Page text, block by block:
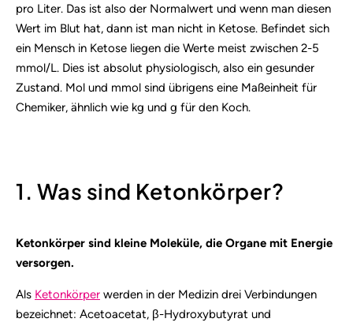
pro Liter. Das ist also der Normalwert und wenn man diesen
Wert im Blut hat, dann ist man nicht in Ketose. Befindet sich
ein Mensch in Ketose liegen die Werte meist zwischen 2-5
mmol/L. Dies ist absolut physiologisch, also ein gesunder
Zustand. Mol und mmol sind übrigens eine Maßeinheit für
Chemiker, ähnlich wie kg und g für den Koch.
1. Was sind Ketonkörper?
Ketonkörper sind kleine Moleküle, die Organe mit Energie
versorgen.
Als Ketonkörper werden in der Medizin drei Verbindungen
bezeichnet: Acetoacetat, β-Hydroxybutyrat und